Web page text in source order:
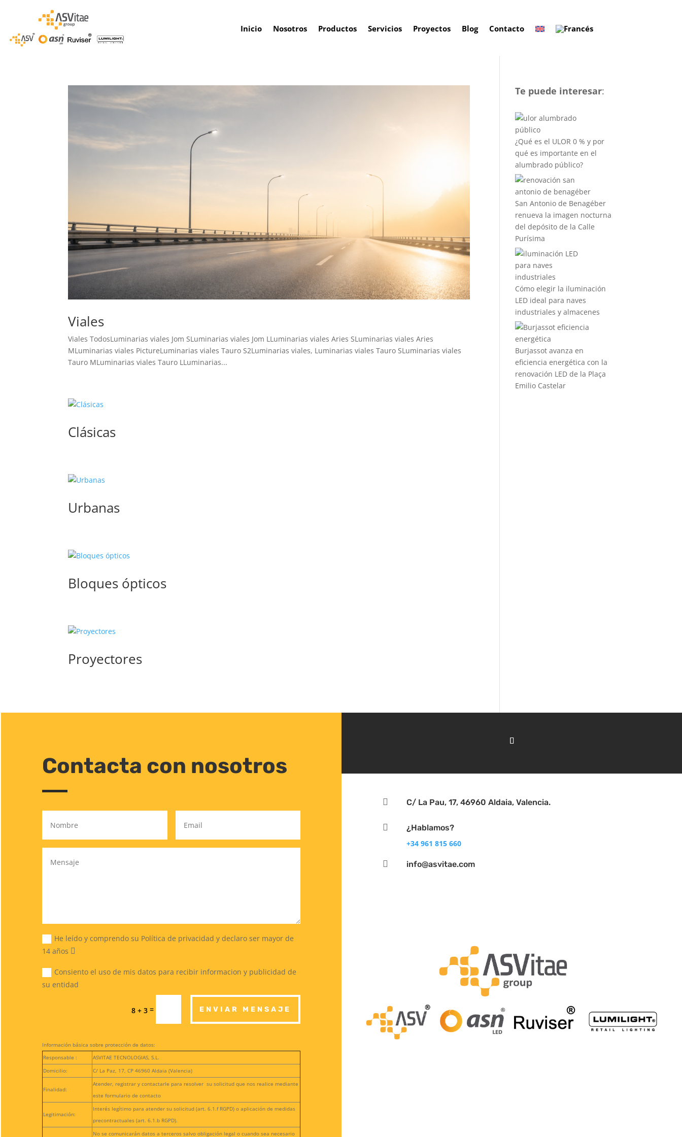
Inicio Nosotros Productos Servicios Proyectos Blog Contacto
Viales
Viales TodosLuminarias viales Jom SLuminarias viales Jom LLuminarias viales Aries SLuminarias viales Aries
MLuminarias viales PictureLuminarias viales Tauro S2Luminarias viales, Luminarias viales Tauro SLuminarias viales
Tauro MLuminarias viales Tauro LLuminarias...
Clásicas
Urbanas
Bloques ópticos
Proyectores
Te puede interesar:
¿Qué es el ULOR 0 % y por
qué es importante en el
alumbrado público?
San Antonio de Benagéber
renueva la imagen nocturna
del depósito de la Calle
Purísima
Cómo elegir la iluminación
LED ideal para naves
industriales y almacenes
Burjassot avanza en
eficiencia energética con la
renovación LED de la Plaça
Emilio Castelar
Contacta con nosotros
He leído y comprendo su Política de privacidad y declaro ser mayor de
14 años
Consiento el uso de mis datos para recibir informacion y publicidad de
su entidad
8 + 3 = ENVIAR MENSAJE
Información básica sobre protección de datos:
Responsable :
ASVITAE TECNOLOGIAS, S.L.
Domicilio:
C/ La Paz, 17, CP 46960 Aldaia (Valencia)
Finalidad:
Atender, registrar y contactarle para resolver su solicitud que nos realice mediante
este formulario de contacto
Legitimación:
Interés legítimo para atender su solicitud (art. 6.1.f RGPD) o aplicación de medidas
precontractuales (art. 6.1.b RGPD).
No se comunicarán datos a terceros salvo obligación legal o cuando sea necesario
 C/ La Pau, 17, 46960 Aldaia, Valencia.

¿Hablamos?
+34 961 815 660
 info@asvitae.com